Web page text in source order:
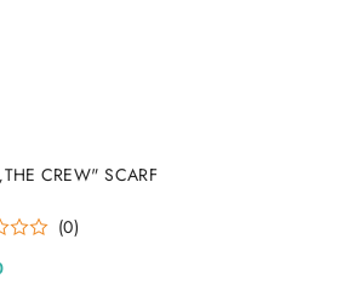
CREW" SCARF
(0)
DO KOSZYKA